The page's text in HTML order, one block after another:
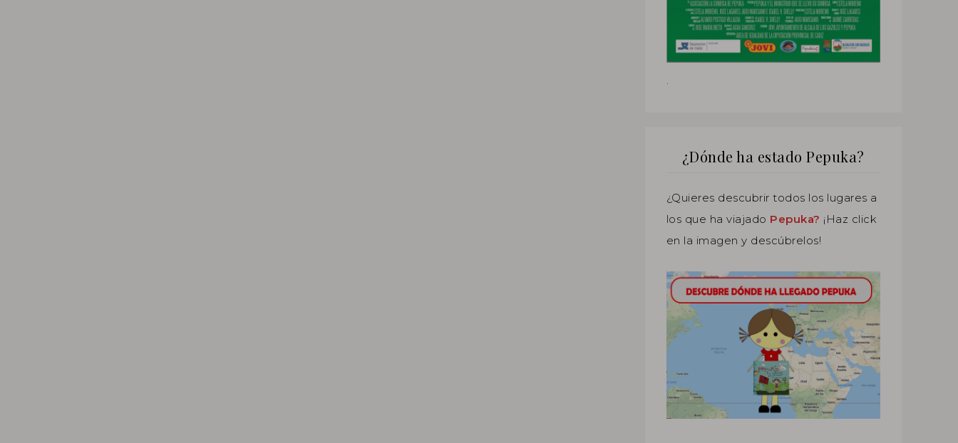
.
¿Dónde ha estado Pepuka?
¿Quieres descubrir todos los lugares a
los que ha viajado Pepuka? ¡Haz click
en la imagen y descúbrelos!